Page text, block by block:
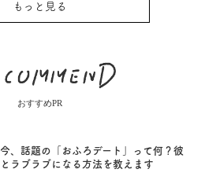
もっと見る
おすすめPR
今、話題の「おふろデート」って何？彼
とラブラブになる方法を教えます